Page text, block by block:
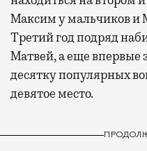
Максим у мальчиков и
Третий год подряд
Матвей, а еще впервые
десятку популярных
девятое место.